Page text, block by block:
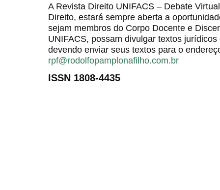
A Revista Direito UNIFACS – Debate
Direito, estará sempre aberta a
sejam membros do Corpo Docente e
UNIFACS, possam divulgar textos
devendo enviar seus textos para o
rpf@rodolfopamplonafilho.com.br
ISSN 1808-4435